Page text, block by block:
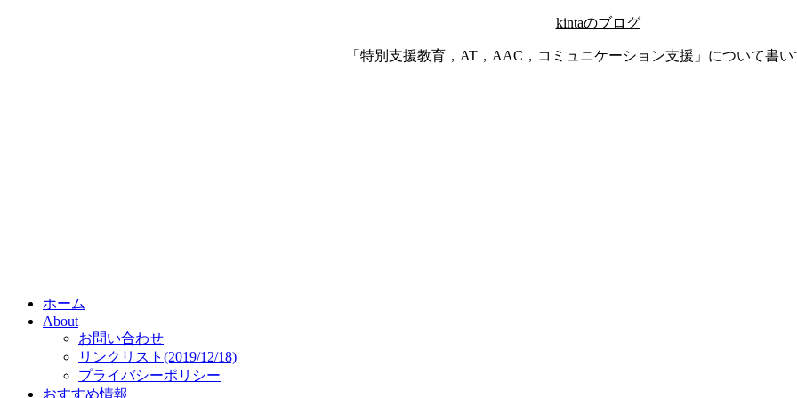
kintaのブログ
「特別支援教育，AT，AAC，コミュニケーション支援」について書
ホーム
About
お問い合わせ
リンクリスト(2019/12/18)
プライバシーポリシー
おすすめ情報